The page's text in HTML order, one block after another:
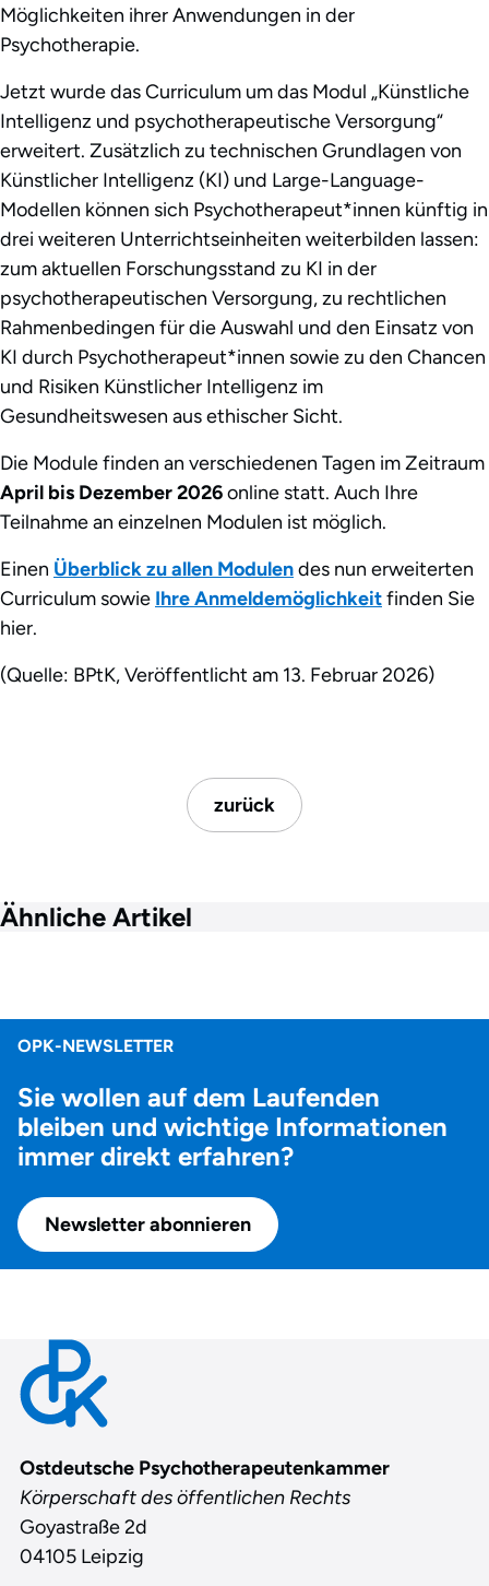
Möglichkeiten ihrer Anwendungen in der
Psychotherapie.
Jetzt wurde das Curriculum um das Modul „Künstliche
Intelligenz und psychotherapeutische Versorgung“
erweitert. Zusätzlich zu technischen Grundlagen von
Künstlicher Intelligenz (KI) und Large-Language-
Modellen können sich Psychotherapeut*innen künftig in
drei weiteren Unterrichtseinheiten weiterbilden lassen:
zum aktuellen Forschungsstand zu KI in der
psychotherapeutischen Versorgung, zu rechtlichen
Rahmenbedingen für die Auswahl und den Einsatz von
KI durch Psychotherapeut*innen sowie zu den Chancen
und Risiken Künstlicher Intelligenz im
Gesundheitswesen aus ethischer Sicht.
Die Module finden an verschiedenen Tagen im Zeitraum
April bis Dezember 2026online statt. Auch Ihre
Teilnahme an einzelnen Modulen ist möglich.
Einen Überblick zu allen Modulendes nun erweiterten
Curriculum sowie Ihre Anmeldemöglichkeitfinden Sie
hier.
(Quelle: BPtK, Veröffentlicht am 13. Februar 2026)
zurück
Ähnliche Artikel
OPK-NEWSLETTER
Sie wollen auf dem Laufenden
bleiben und wichtige Informationen
immer direkt erfahren?
Newsletter abonnieren
Contact
Ostdeutsche Psychotherapeutenkammer
Körperschaft des öffentlichen Rechts
Goyastraße 2d
04105 Leipzig